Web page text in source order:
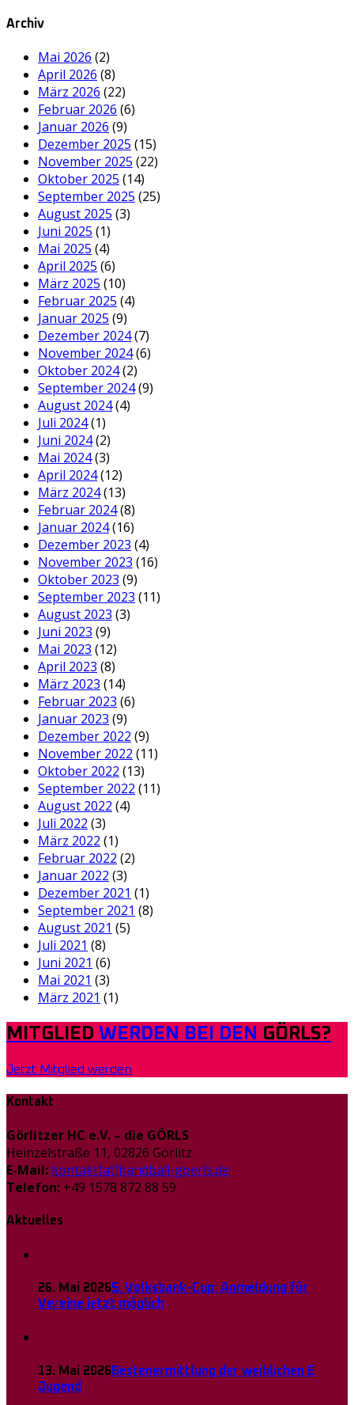
Archiv
Mai 2026 (2)
April 2026 (8)
März 2026 (22)
Februar 2026 (6)
Januar 2026 (9)
Dezember 2025 (15)
November 2025 (22)
Oktober 2025 (14)
September 2025 (25)
August 2025 (3)
Juni 2025 (1)
Mai 2025 (4)
April 2025 (6)
März 2025 (10)
Februar 2025 (4)
Januar 2025 (9)
Dezember 2024(7)
November 2024(6)
Oktober 2024(2)
September 2024(9)
August 2024(4)
Juli 2024(1)
Juni 2024(2)
Mai 2024(3)
April 2024(12)
März 2024(13)
Februar 2024(8)
Januar 2024(16)
Dezember 2023 (4)
November 2023 (16)
Oktober 2023 (9)
September 2023 (11)
August 2023 (3)
Juni 2023 (9)
Mai 2023 (12)
April 2023 (8)
März 2023 (14)
Februar 2023 (6)
Januar 2023 (9)
Dezember 2022 (9)
November 2022 (11)
Oktober 2022 (13)
September 2022 (11)
August 2022 (4)
Juli 2022 (3)
März 2022 (1)
Februar 2022 (2)
Januar 2022 (3)
Dezember 2021 (1)
September 2021 (8)
August 2021 (5)
Juli 2021 (8)
Juni 2021 (6)
Mai 2021 (3)
März 2021 (1)
MITGLIED WERDEN BEI DEN GÖRLS?
Jetzt Mitglied werden
Kontakt
Görlitzer HC e.V. – die GÖRLS
Heinzelstraße 11, 02826 Görlitz
E-Mail: kontakt[at]handball-goerls.de
Telefon: +49 1578 872 88 59
Aktuelles
26. Mai 20265. Volksbank-Cup: Anmeldung für
Vereine jetzt möglich
13. Mai 2026Bestenermittlung der weiblichen E
Jugend